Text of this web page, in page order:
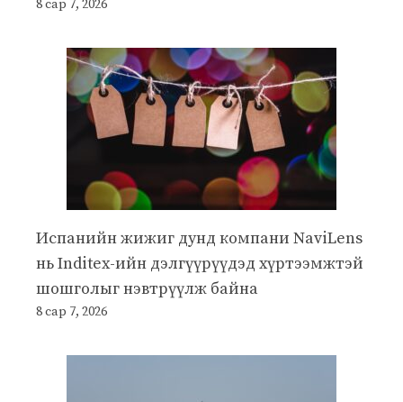
8 сар 7, 2026
Испанийн жижиг дунд компани NaviLens
нь Inditex-ийн дэлгүүрүүдэд хүртээмжтэй
шошголыг нэвтрүүлж байна
8 сар 7, 2026